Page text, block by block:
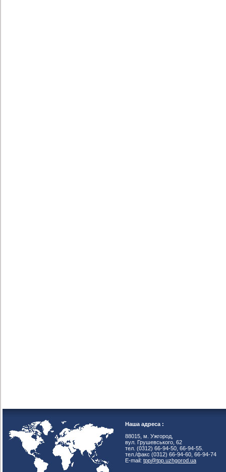
Наша адреса :
88015, м. Ужгород,
вул. Грушевського, 62
тел. (0312) 66-94-50, 66-94-55.
тел./факс (0312) 66-94-60, 66-94-74
E-mail: tpp@tpp.uzhgorod.ua